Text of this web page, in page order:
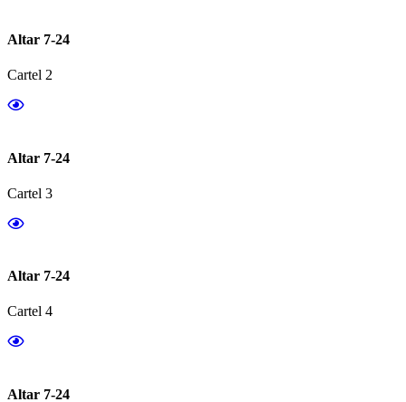
Altar 7-24
Cartel 2
Altar 7-24
Cartel 3
Altar 7-24
Cartel 4
Altar 7-24